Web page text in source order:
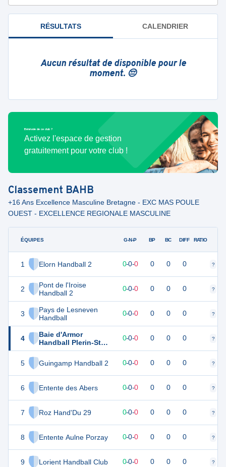
RÉSULTATS CALENDRIER
Aucun résultat de disponible pour le
moment. 😔
Bénévole de ce club ?
Activez l'espace de gestion
gratuitement pour votre club !
Classement BAHB
+16 Ans Excellence Masculine Bretagne - EXC MAS POULE
OUEST - EXCELLENCE REGIONALE MASCULINE
ÉQUIPES
1 Elorn Handball 2
2
Pont de l'Iroise
Handball 2
3
Pays de Lesneven
Handball
4
Baie d'Armor
Handball Plerin-St
Brieuc
5
Guingamp Handball 2
6 Entente des Abers
7 Roz Hand'Du 29
8 Entente Aulne Porzay
9 Lorient Handball Club
G-N-P BP BC DIFF RATIO
0 0-0-0 0 0 0 ?
0-0-0 0 0 0 ?
0 0-0-0 0 0 0 ?
0-0-0 0 0 0 ?
0 0 0-0-0 0 0 0 ?
0 0-0-0 0 0 0 ?
0 0-0-0 0 0 0 ?
0 0 0-0-0 0 0 0 ?
0 0 0-0-0 0 0 0 ?